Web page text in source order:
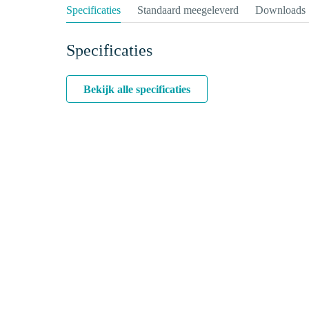
Specificaties Standaard meegeleverd Downloads
Specificaties
Bekijk alle specificaties